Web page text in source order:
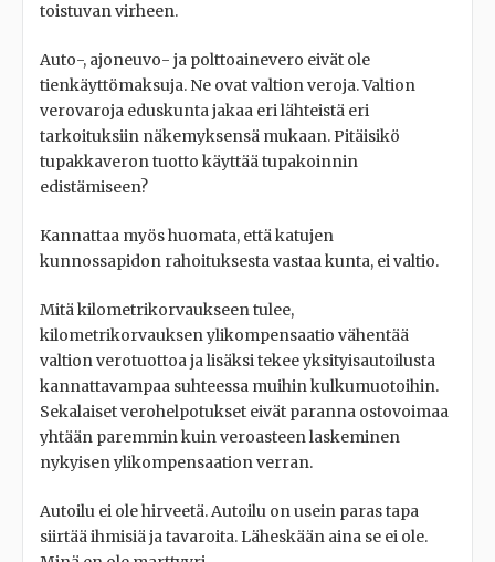
toistuvan virheen.
Auto-, ajoneuvo- ja polttoainevero eivät ole
tienkäyttömaksuja. Ne ovat valtion veroja. Valtion
verovaroja eduskunta jakaa eri lähteistä eri
tarkoituksiin näkemyksensä mukaan. Pitäisikö
tupakkaveron tuotto käyttää tupakoinnin
edistämiseen?
Kannattaa myös huomata, että katujen
kunnossapidon rahoituksesta vastaa kunta, ei valtio.
Mitä kilometrikorvaukseen tulee,
kilometrikorvauksen ylikompensaatio vähentää
valtion verotuottoa ja lisäksi tekee yksityisautoilusta
kannattavampaa suhteessa muihin kulkumuotoihin.
Sekalaiset verohelpotukset eivät paranna ostovoimaa
yhtään paremmin kuin veroasteen laskeminen
nykyisen ylikompensaation verran.
Autoilu ei ole hirveetä. Autoilu on usein paras tapa
siirtää ihmisiä ja tavaroita. Läheskään aina se ei ole.